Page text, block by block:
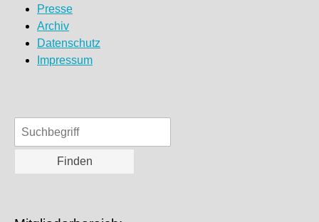
Presse
Archiv
Datenschutz
Impressum